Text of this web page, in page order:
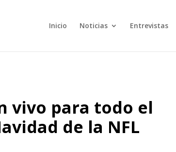
Inicio Noticias Entrevistas
vivo para todo el
de la NFL